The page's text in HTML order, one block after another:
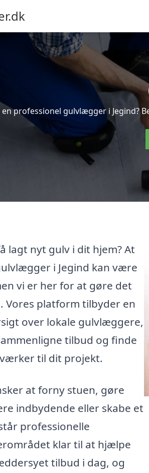
professionel gulvlægger i Jegind?
lagt nyt gulv i dit hjem? At
i Jegind kan være
vi er her for at gøre det
Vores platform tilbyder en
over lokale gulvlæggere,
tilbud og finde
til dit projekt.
at forny stuen, gøre
indbydende eller skabe et
professionelle
klar til at hjælpe
tilbud i dag, og